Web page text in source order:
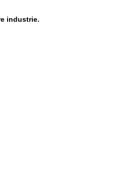
industrie.